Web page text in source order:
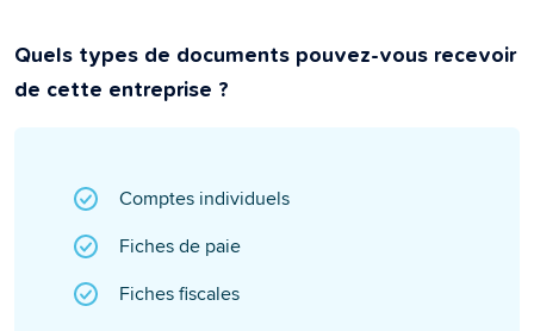
Quels types de documents pouvez-vous recevoir
de cette entreprise ?
Comptes individuels
Fiches de paie
Fiches fiscales